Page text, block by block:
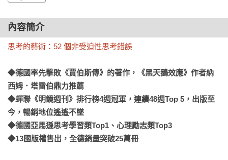
內容簡介
思考的藝術：52 個非受迫性思考錯誤
◆德國率先擊敗《賈伯斯傳》的著作，《黑天鵝效應》作者納
西姆．塔雷伯鼎力推薦
◆蟬聯《明鏡週刊》排行榜4週冠軍，連續48週Top 5，出版至
今，暢銷地位遙遙不墜
◆德國亞馬遜思考學習類Top1、心理勵志類Top3
◆13國版權售出，全德銷量突破25萬冊